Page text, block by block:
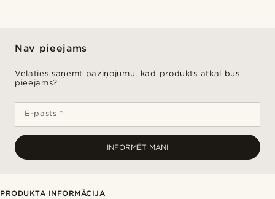
Nav pieejams
Vēlaties saņemt paziņojumu, kad produkts atkal būs
pieejams?
E-pasts *
INFORMĒT MANI
PRODUKTA INFORMĀCIJA